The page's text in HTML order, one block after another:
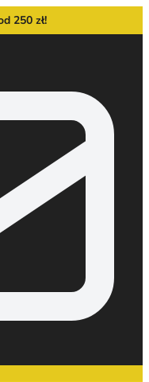
250 zł!